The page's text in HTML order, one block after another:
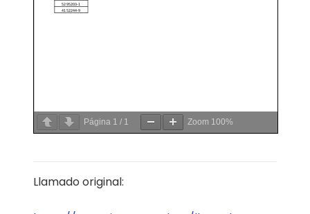
Página 1 / 1 Zoom 100%
Llamado original: